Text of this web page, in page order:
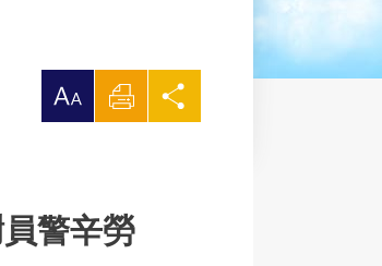
放 列
警辛勞